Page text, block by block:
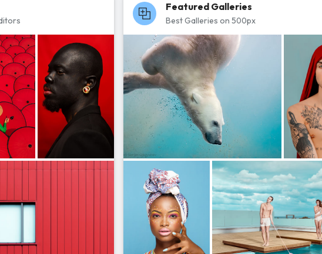
Featured Galleries
Best Galleries on 500px